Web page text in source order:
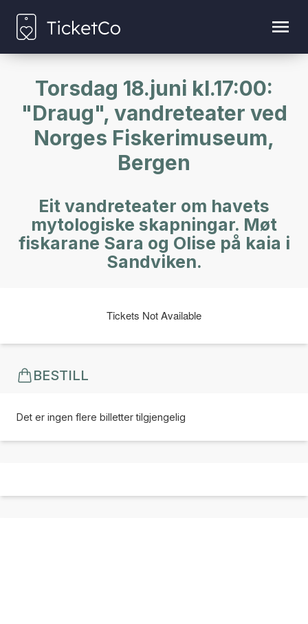
Torsdag 18.juni kl.17:00:
"Draug", vandreteater ved
Norges Fiskerimuseum,
Bergen
Eit vandreteater om havets
mytologiske skapningar. Møt
fiskarane Sara og Olise på kaia i
Sandviken.
Tickets Not Available
BESTILL
Det er ingen flere billetter tilgjengelig